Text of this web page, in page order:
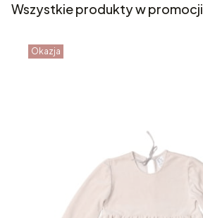
Wszystkie produkty w promocji
Okazja